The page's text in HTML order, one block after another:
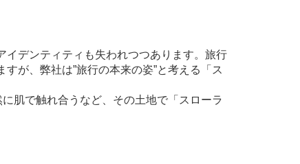
デンティティも失われつつあります。旅行
が、弊社は”旅行の本来の姿”と考える「ス
肌で触れ合うなど、その土地で「スローラ